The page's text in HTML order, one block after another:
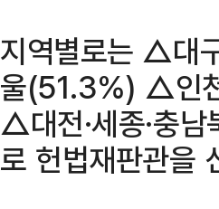
지역별로는 △대
울(51.3%) △인
△대전·세종·충
로 헌법재판관을